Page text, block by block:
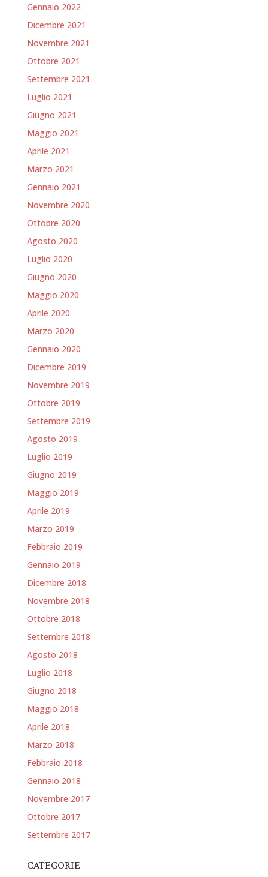
Gennaio 2022
Dicembre 2021
Novembre 2021
Ottobre 2021
Settembre 2021
Luglio 2021
Giugno 2021
Maggio 2021
Aprile 2021
Marzo 2021
Gennaio 2021
Novembre 2020
Ottobre 2020
Agosto 2020
Luglio 2020
Giugno 2020
Maggio 2020
Aprile 2020
Marzo 2020
Gennaio 2020
Dicembre 2019
Novembre 2019
Ottobre 2019
Settembre 2019
Agosto 2019
Luglio 2019
Giugno 2019
Maggio 2019
Aprile 2019
Marzo 2019
Febbraio 2019
Gennaio 2019
Dicembre 2018
Novembre 2018
Ottobre 2018
Settembre 2018
Agosto 2018
Luglio 2018
Giugno 2018
Maggio 2018
Aprile 2018
Marzo 2018
Febbraio 2018
Gennaio 2018
Novembre 2017
Ottobre 2017
Settembre 2017
CATEGORIE